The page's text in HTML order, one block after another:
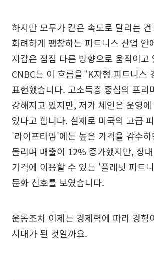
하지만 모두가 같은 속도로 달리는
화려하게 팽창하는 피트니스 산업 안
지갑은 점점 다른 방향으로 움직이고
CNBC는 이 흐름을 ‘K자형 피트니스
표현했습니다. 고소득층 중심의 프리
강해지고 있지만, 저가 체인은 운영
있다고 합니다. 실제로 미국의 고급
'라이프타임'에는 높은 가격을 감수
몰리며 매출이 12% 증가했지만, 상
가격에 이용할 수 있는 '플래닛 피트
둔화 신호를 보였습니다.
운동조차 이제는 경제력에 따라 경험
시대가 된 것일까요.